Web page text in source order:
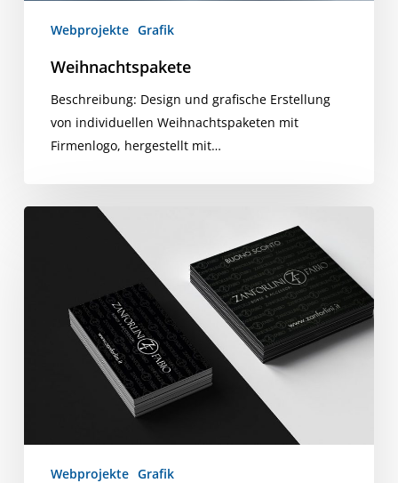
Webprojekte Grafik
Weihnachtspakete
Beschreibung: Design und grafische Erstellung
von individuellen Weihnachtspaketen mit
Firmenlogo, hergestellt mit…
Webprojekte Grafik